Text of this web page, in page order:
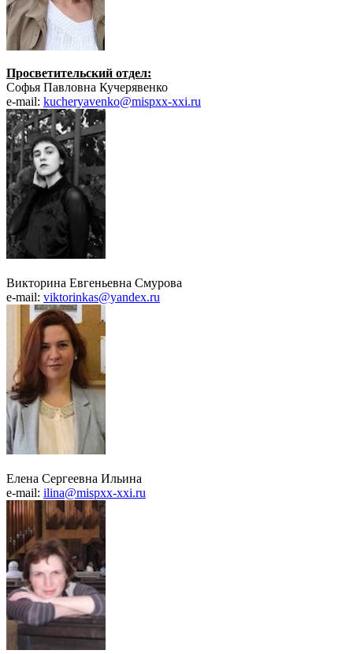
Просветительский отдел:
Софья Павловна Кучерявенко
e-mail: kucheryavenko@mispxx-xxi.ru
Викторина Евгеньевна Смурова
e-mail: viktorinkas@yandex.ru
Елена Сергеевна Ильина
e-mail: ilina@mispxx-xxi.ru